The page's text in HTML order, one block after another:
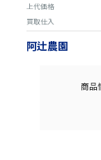
上代価格
買取仕入
阿辻農園
商品